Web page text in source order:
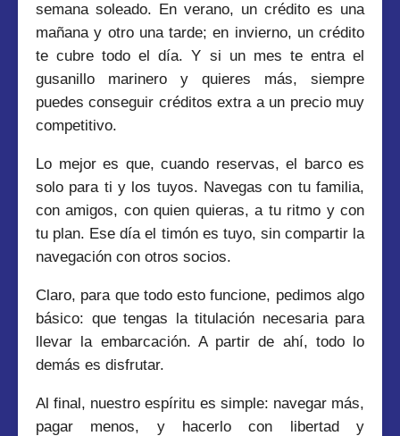
semana soleado. En verano, un crédito es una
mañana y otro una tarde; en invierno, un crédito
te cubre todo el día. Y si un mes te entra el
gusanillo marinero y quieres más, siempre
puedes conseguir créditos extra a un precio muy
competitivo.
Lo mejor es que, cuando reservas, el barco es
solo para ti y los tuyos. Navegas con tu familia,
con amigos, con quien quieras, a tu ritmo y con
tu plan. Ese día el timón es tuyo, sin compartir la
navegación con otros socios.
Claro, para que todo esto funcione, pedimos algo
básico: que tengas la titulación necesaria para
llevar la embarcación. A partir de ahí, todo lo
demás es disfrutar.
Al final, nuestro espíritu es simple: navegar más,
pagar menos, y hacerlo con libertad y